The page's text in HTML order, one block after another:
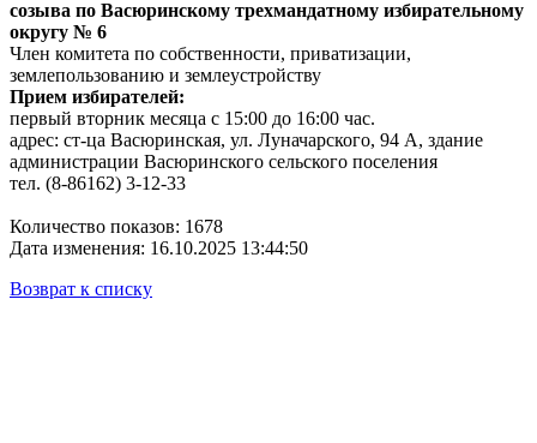
созыва по Васюринскому трехмандатному избирательному
округу № 6
Член комитета по собственности, приватизации,
землепользованию и землеустройству
Прием избирателей:
первый вторник месяца с 15:00 до 16:00 час.
адрес: ст-ца Васюринская, ул. Луначарского, 94 А, здание
администрации Васюринского сельского поселения
тел. (8-86162) 3-12-33
Количество показов: 1678
Дата изменения: 16.10.2025 13:44:50
Возврат к списку